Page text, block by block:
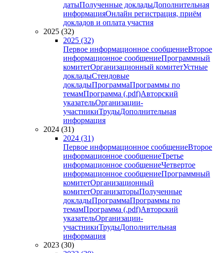
датыПолученные докладыДополнительная
информацияОнлайн регистрация, приём
докладов и оплата участия
2025 (32)
2025 (32)
Первое информационное сообщениеВторое
информационное сообщениеПрограммный
комитетОрганизационный комитетУстные
докладыСтендовые
докладыПрограммаПрограммы по
темамПрограмма (.pdf)Авторский
указательОрганизации-
участникиТрудыДополнительная
информация
2024 (31)
2024 (31)
Первое информационное сообщениеВторое
информационное сообщениеТретье
информационное сообщениеЧетвертое
информационное сообщениеПрограммный
комитетОрганизационный
комитетОрганизаторыПолученные
докладыПрограммаПрограммы по
темамПрограмма (.pdf)Авторский
указательОрганизации-
участникиТрудыДополнительная
информация
2023 (30)